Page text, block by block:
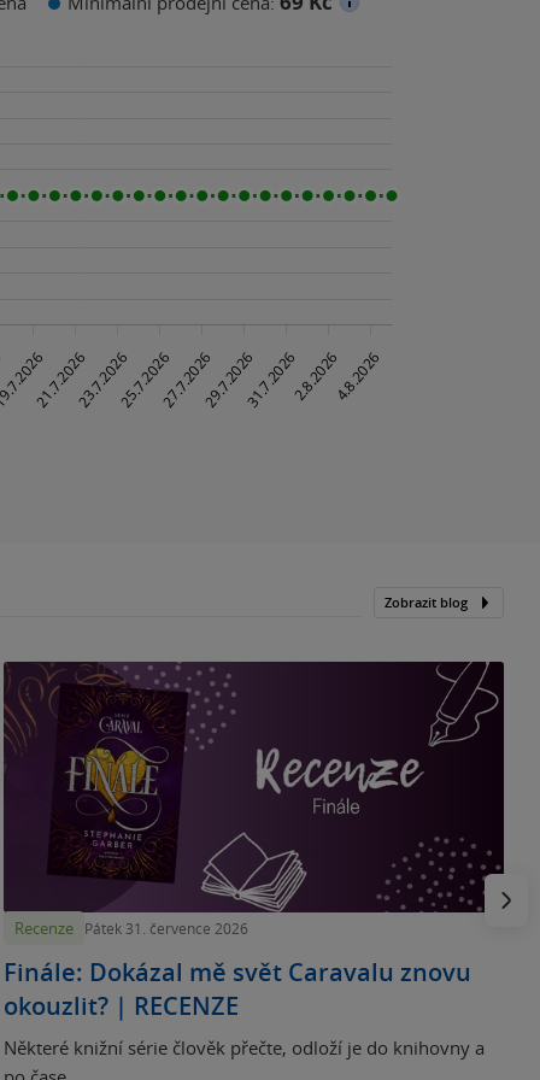
Zobrazit blog
Recenze Pátek 31. července 2026
Finále: Dokázal mě svět Caravalu znovu
okouzlit? | RECENZE
Některé knižní série člověk přečte, odloží je do knihovny a